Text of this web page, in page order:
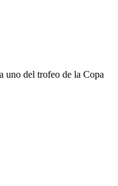
uno del trofeo de la Copa